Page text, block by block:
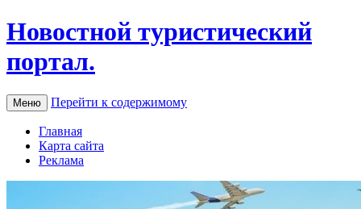
Новостной туристический
портал.
Меню Перейти к содержимому
Главная
Карта сайта
Реклама